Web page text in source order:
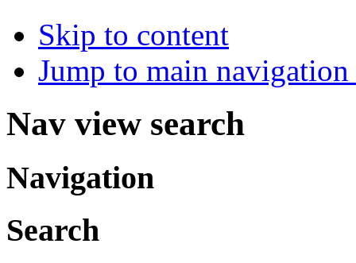
Skip to content
Jump to main
Nav view search
Navigation
Search